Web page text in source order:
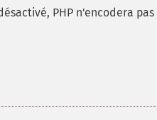
PHP n'encodera